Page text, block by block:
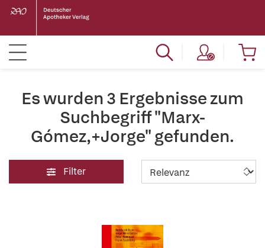
Es wurden 3 Ergebnisse zum
Suchbegriff "Marx-
Gómez,+Jorge" gefunden.
Filter